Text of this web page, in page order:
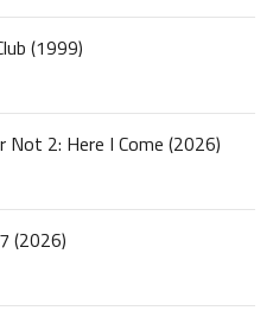
(1999)
2: Here I Come (2026)
(2026)